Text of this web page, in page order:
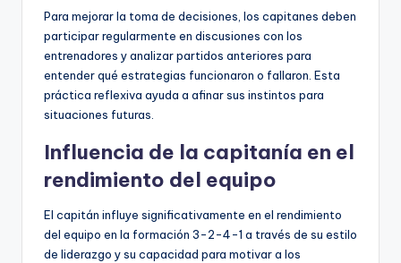
Para mejorar la toma de decisiones, los capitanes deben
participar regularmente en discusiones con los
entrenadores y analizar partidos anteriores para
entender qué estrategias funcionaron o fallaron. Esta
práctica reflexiva ayuda a afinar sus instintos para
situaciones futuras.
Influencia de la capitanía en el
rendimiento del equipo
El capitán influye significativamente en el rendimiento
del equipo en la formación 3-2-4-1 a través de su estilo
de liderazgo y su capacidad para motivar a los